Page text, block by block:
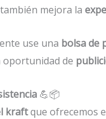
mejora la
use una bolsa de
oportunidad de
💪📦
kraftque ofrecemos